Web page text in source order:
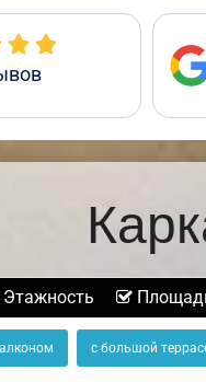
Этажность
с большой